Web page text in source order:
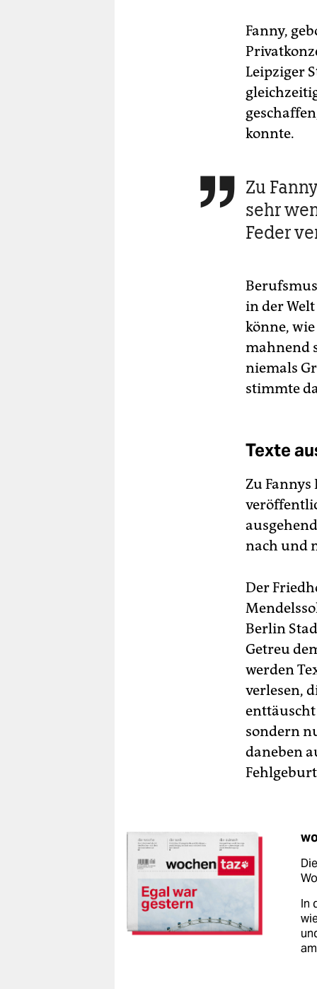
Fanny,
Leipziger
konnte.
 Zu
sehr
Feder
in der
könne,
mahnend
niemals
stimmte
Texte
Zu
nach und
Der
Berlin
Getreu
werden
verlesen,
enttäuscht
sondern
daneben
In